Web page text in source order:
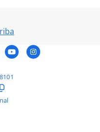
YouTubeInstagram